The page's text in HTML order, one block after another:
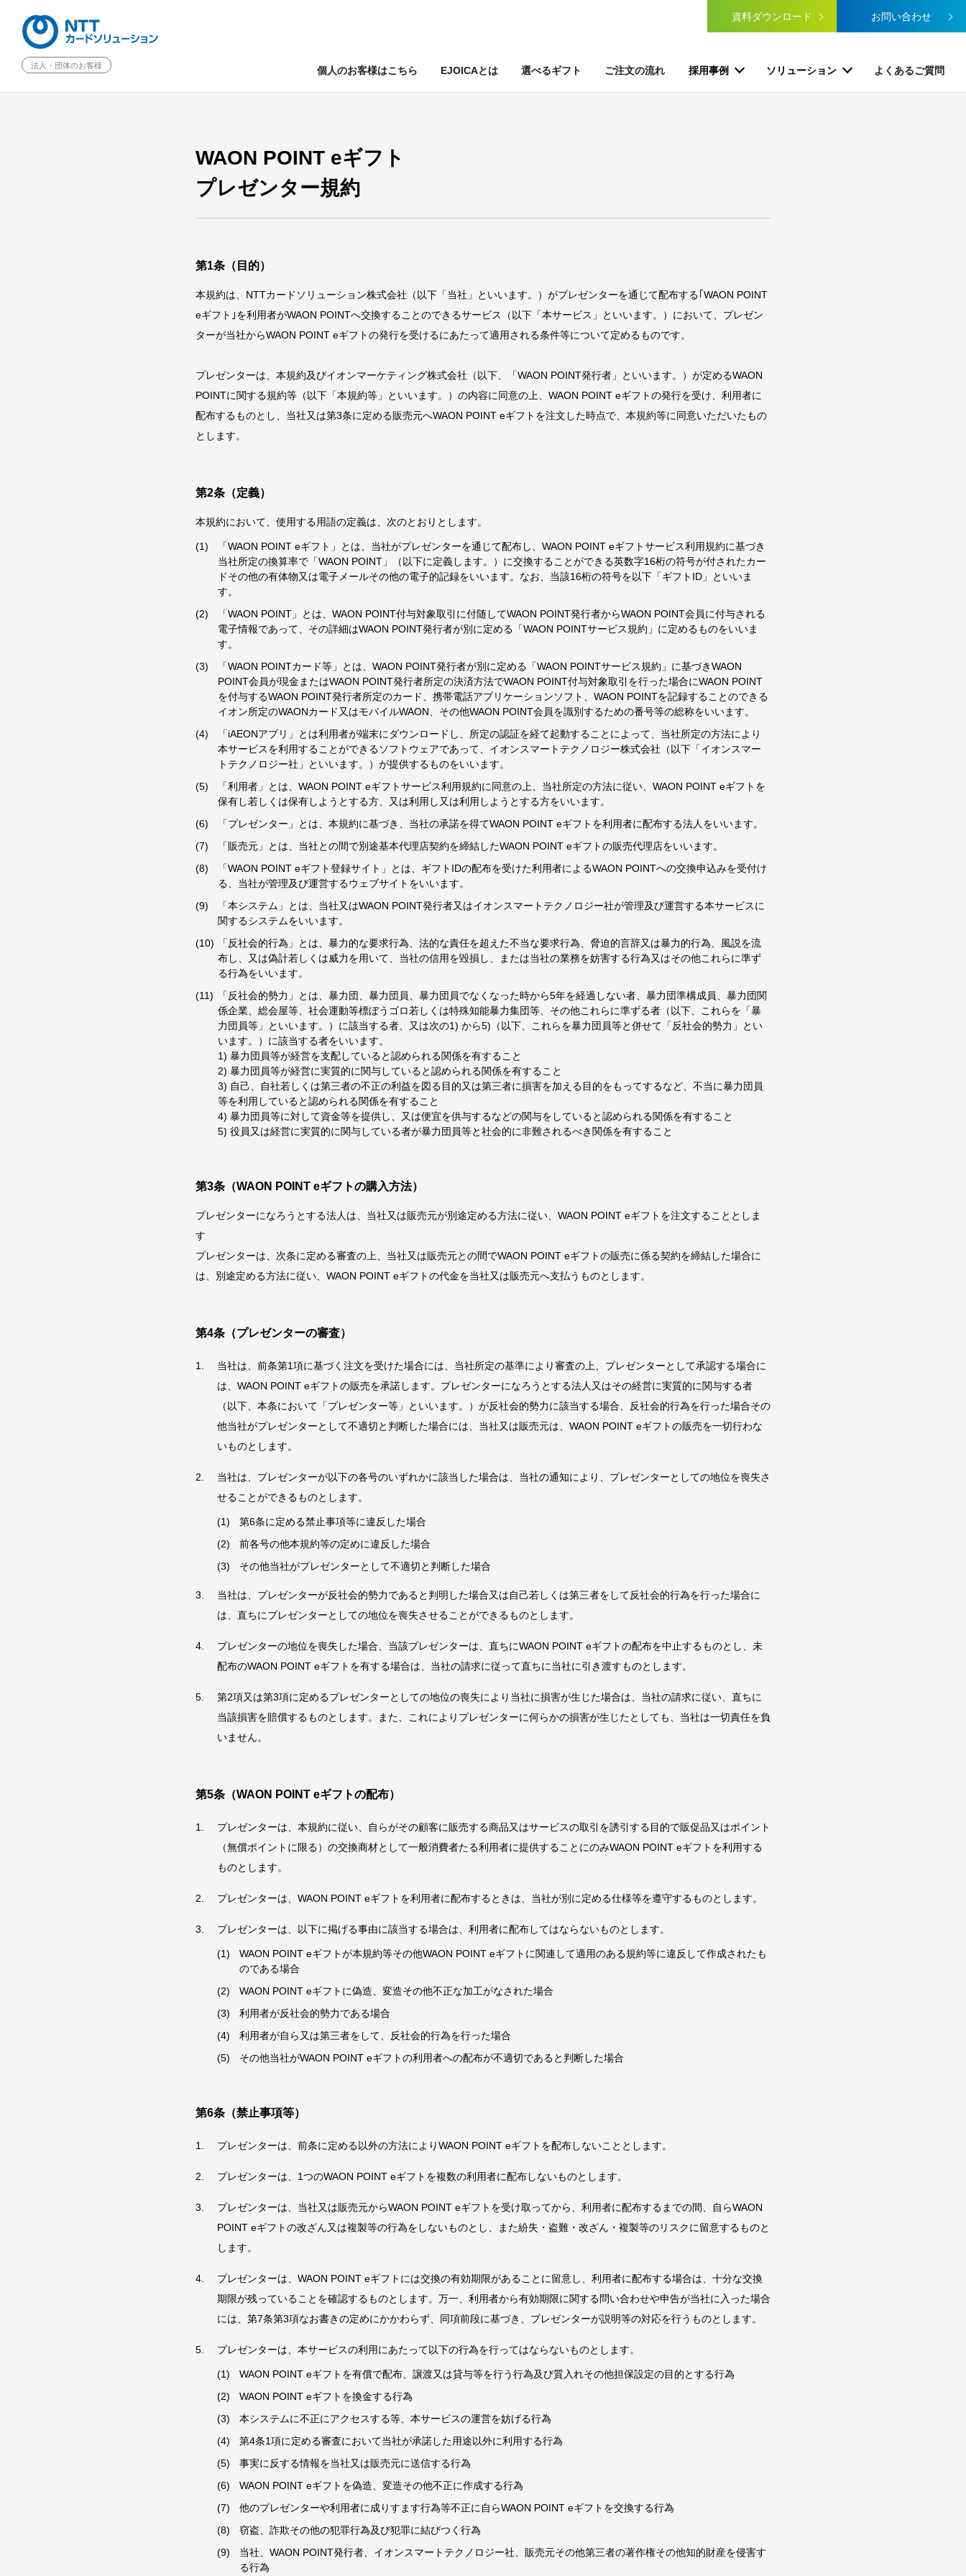
法人・団体のお客様
資料ダウンロード お問い合わせ
個人のお客様はこちら EJOICAとは 選べるギフト ご注文の流れ 採用事例 ソリューション よくあるご質問
WAON POINT eギフト
プレゼンター規約
第1条（目的）
本規約は、NTTカードソリューション株式会社（以下「当社」といいます。）がプレゼンターを通じて配布する｢WAON POINT
eギフト｣を利用者がWAON POINTへ交換することのできるサービス（以下「本サービス」といいます。）において、プレゼン
ターが当社からWAON POINT eギフトの発行を受けるにあたって適用される条件等について定めるものです。
プレゼンターは、本規約及びイオンマーケティング株式会社（以下、「WAON POINT発行者」といいます。）が定めるWAON
POINTに関する規約等（以下「本規約等」といいます。）の内容に同意の上、WAON POINT eギフトの発行を受け、利用者に
配布するものとし、当社又は第3条に定める販売元へWAON POINT eギフトを注文した時点で、本規約等に同意いただいたもの
とします。
第2条（定義）
本規約において、使用する用語の定義は、次のとおりとします。
「WAON POINT eギフト」とは、当社がプレゼンターを通じて配布し、WAON POINT eギフトサービス利用規約に基づき
当社所定の換算率で「WAON POINT」（以下に定義します。）に交換することができる英数字16桁の符号が付されたカー
ドその他の有体物又は電子メールその他の電子的記録をいいます。なお、当該16桁の符号を以下「ギフトID」といいま
す。
「WAON POINT」とは、WAON POINT付与対象取引に付随してWAON POINT発行者からWAON POINT会員に付与される
電子情報であって、その詳細はWAON POINT発行者が別に定める「WAON POINTサービス規約」に定めるものをいいま
す。
「WAON POINTカード等」とは、WAON POINT発行者が別に定める「WAON POINTサービス規約」に基づきWAON
POINT会員が現金またはWAON POINT発行者所定の決済方法でWAON POINT付与対象取引を行った場合にWAON POINT
を付与するWAON POINT発行者所定のカード、携帯電話アプリケーションソフト、WAON POINTを記録することのできる
イオン所定のWAONカード又はモバイルWAON、その他WAON POINT会員を識別するための番号等の総称をいいます。
「iAEONアプリ」とは利用者が端末にダウンロードし、所定の認証を経て起動することによって、当社所定の方法により
本サービスを利用することができるソフトウェアであって、イオンスマートテクノロジー株式会社（以下「イオンスマー
トテクノロジー社」といいます。）が提供するものをいいます。
「利用者」とは、WAON POINT eギフトサービス利用規約に同意の上、当社所定の方法に従い、WAON POINT eギフトを
保有し若しくは保有しようとする方、又は利用し又は利用しようとする方をいいます。
「プレゼンター」とは、本規約に基づき、当社の承諾を得てWAON POINT eギフトを利用者に配布する法人をいいます。
「販売元」とは、当社との間で別途基本代理店契約を締結したWAON POINT eギフトの販売代理店をいいます。
「WAON POINT eギフト登録サイト」とは、ギフトIDの配布を受けた利用者によるWAON POINTへの交換申込みを受付け
る、当社が管理及び運営するウェブサイトをいいます。
「本システム」とは、当社又はWAON POINT発行者又はイオンスマートテクノロジー社が管理及び運営する本サービスに
関するシステムをいいます。
「反社会的行為」とは、暴力的な要求行為、法的な責任を超えた不当な要求行為、脅迫的言辞又は暴力的行為、風説を流
布し、又は偽計若しくは威力を用いて、当社の信用を毀損し、または当社の業務を妨害する行為又はその他これらに準ず
る行為をいいます。
「反社会的勢力」とは、暴力団、暴力団員、暴力団員でなくなった時から5年を経過しない者、暴力団準構成員、暴力団関
係企業、総会屋等、社会運動等標ぼうゴロ若しくは特殊知能暴力集団等、その他これらに準ずる者（以下、これらを「暴
力団員等」といいます。）に該当する者、又は次の1) から5)（以下、これらを暴力団員等と併せて「反社会的勢力」とい
います。）に該当する者をいいます。
1) 暴力団員等が経営を支配していると認められる関係を有すること
2) 暴力団員等が経営に実質的に関与していると認められる関係を有すること
3) 自己、自社若しくは第三者の不正の利益を図る目的又は第三者に損害を加える目的をもってするなど、不当に暴力団員
等を利用していると認められる関係を有すること
4) 暴力団員等に対して資金等を提供し、又は便宜を供与するなどの関与をしていると認められる関係を有すること
5) 役員又は経営に実質的に関与している者が暴力団員等と社会的に非難されるべき関係を有すること
第3条（WAON POINT eギフトの購入方法）
プレゼンターになろうとする法人は、当社又は販売元が別途定める方法に従い、WAON POINT eギフトを注文することとしま
す
プレゼンターは、次条に定める審査の上、当社又は販売元との間でWAON POINT eギフトの販売に係る契約を締結した場合に
は、別途定める方法に従い、WAON POINT eギフトの代金を当社又は販売元へ支払うものとします。
第4条（プレゼンターの審査）
当社は、前条第1項に基づく注文を受けた場合には、当社所定の基準により審査の上、プレゼンターとして承認する場合に
は、WAON POINT eギフトの販売を承諾します。プレゼンターになろうとする法人又はその経営に実質的に関与する者
（以下、本条において「プレゼンター等」といいます。）が反社会的勢力に該当する場合、反社会的行為を行った場合その
他当社がプレゼンターとして不適切と判断した場合には、当社又は販売元は、WAON POINT eギフトの販売を一切行わな
いものとします。
当社は、プレゼンターが以下の各号のいずれかに該当した場合は、当社の通知により、プレゼンターとしての地位を喪失さ
せることができるものとします。
第6条に定める禁止事項等に違反した場合
前各号の他本規約等の定めに違反した場合
その他当社がプレゼンターとして不適切と判断した場合
当社は、プレゼンターが反社会的勢力であると判明した場合又は自己若しくは第三者をして反社会的行為を行った場合に
は、直ちにプレゼンターとしての地位を喪失させることができるものとします。
プレゼンターの地位を喪失した場合、当該プレゼンターは、直ちにWAON POINT eギフトの配布を中止するものとし、未
配布のWAON POINT eギフトを有する場合は、当社の請求に従って直ちに当社に引き渡すものとします。
第2項又は第3項に定めるプレゼンターとしての地位の喪失により当社に損害が生じた場合は、当社の請求に従い、直ちに
当該損害を賠償するものとします。また、これによりプレゼンターに何らかの損害が生じたとしても、当社は一切責任を負
いません。
第5条（WAON POINT eギフトの配布）
プレゼンターは、本規約に従い、自らがその顧客に販売する商品又はサービスの取引を誘引する目的で販促品又はポイント
（無償ポイントに限る）の交換商材として一般消費者たる利用者に提供することにのみWAON POINT eギフトを利用する
ものとします。
プレゼンターは、WAON POINT eギフトを利用者に配布するときは、当社が別に定める仕様等を遵守するものとします。
プレゼンターは、以下に掲げる事由に該当する場合は、利用者に配布してはならないものとします。
WAON POINT eギフトが本規約等その他WAON POINT eギフトに関連して適用のある規約等に違反して作成されたも
のである場合
WAON POINT eギフトに偽造、変造その他不正な加工がなされた場合
利用者が反社会的勢力である場合
利用者が自ら又は第三者をして、反社会的行為を行った場合
その他当社がWAON POINT eギフトの利用者への配布が不適切であると判断した場合
第6条（禁止事項等）
プレゼンターは、前条に定める以外の方法によりWAON POINT eギフトを配布しないこととします。
プレゼンターは、1つのWAON POINT eギフトを複数の利用者に配布しないものとします。
プレゼンターは、当社又は販売元からWAON POINT eギフトを受け取ってから、利用者に配布するまでの間、自らWAON
POINT eギフトの改ざん又は複製等の行為をしないものとし、また紛失・盗難・改ざん・複製等のリスクに留意するものと
します。
プレゼンターは、WAON POINT eギフトには交換の有効期限があることに留意し、利用者に配布する場合は、十分な交換
期限が残っていることを確認するものとします。万一、利用者から有効期限に関する問い合わせや申告が当社に入った場合
には、第7条第3項なお書きの定めにかかわらず、同項前段に基づき、プレゼンターが説明等の対応を行うものとします。
プレゼンターは、本サービスの利用にあたって以下の行為を行ってはならないものとします。
WAON POINT eギフトを有償で配布、譲渡又は貸与等を行う行為及び質入れその他担保設定の目的とする行為
WAON POINT eギフトを換金する行為
本システムに不正にアクセスする等、本サービスの運営を妨げる行為
第4条1項に定める審査において当社が承諾した用途以外に利用する行為
事実に反する情報を当社又は販売元に送信する行為
WAON POINT eギフトを偽造、変造その他不正に作成する行為
他のプレゼンターや利用者に成りすます行為等不正に自らWAON POINT eギフトを交換する行為
窃盗、詐欺その他の犯罪行為及び犯罪に結びつく行為
当社、WAON POINT発行者、イオンスマートテクノロジー社、販売元その他第三者の著作権その他知的財産を侵害す
る行為